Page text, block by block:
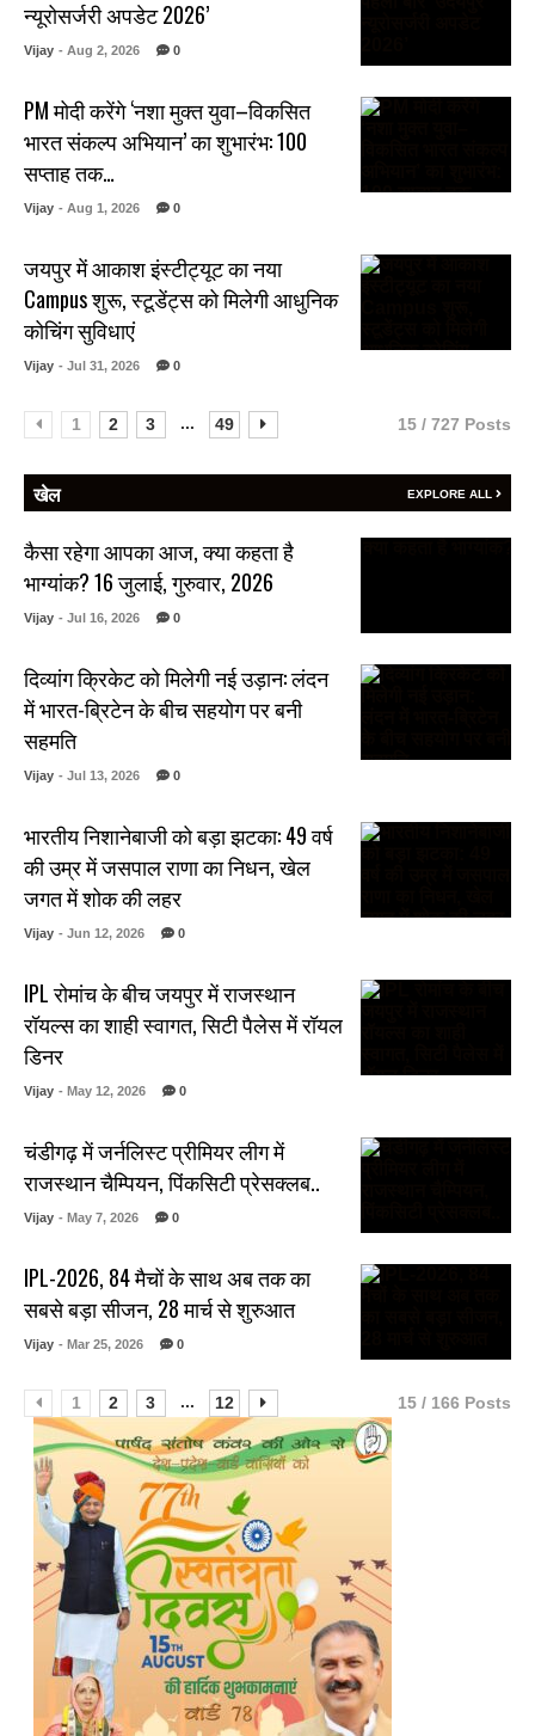
न्यूरोसर्जरी अपडेट 2026’
Vijay - Aug 2, 2026 0
PM मोदी करेंगे ‘नशा मुक्त युवा–विकसित
भारत संकल्प अभियान’ का शुभारंभ: 100
सप्ताह तक…
Vijay - Aug 1, 2026 0
जयपुर में आकाश इंस्टीट्यूट का नया
Campus शुरू, स्टूडेंट्स को मिलेगी आधुनिक
कोचिंग सुविधाएं
Vijay - Jul 31, 2026 0
1 2 3 ... 49 15 / 727 Posts
खेल EXPLORE ALL
कैसा रहेगा आपका आज, क्या कहता है
भाग्यांक? 16 जुलाई, गुरुवार, 2026
Vijay - Jul 16, 2026 0
दिव्यांग क्रिकेट को मिलेगी नई उड़ान: लंदन
में भारत-ब्रिटेन के बीच सहयोग पर बनी
सहमति
Vijay - Jul 13, 2026 0
भारतीय निशानेबाजी को बड़ा झटका: 49 वर्ष
की उम्र में जसपाल राणा का निधन, खेल
जगत में शोक की लहर
Vijay - Jun 12, 2026 0
IPL रोमांच के बीच जयपुर में राजस्थान
रॉयल्स का शाही स्वागत, सिटी पैलेस में रॉयल
डिनर
Vijay - May 12, 2026 0
चंडीगढ़ में जर्नलिस्ट प्रीमियर लीग में
राजस्थान चैम्पियन, पिंकसिटी प्रेसक्लब..
Vijay - May 7, 2026 0
IPL-2026, 84 मैचों के साथ अब तक का
सबसे बड़ा सीजन, 28 मार्च से शुरुआत
Vijay - Mar 25, 2026 0
1 2 3 ... 12 15 / 166 Posts